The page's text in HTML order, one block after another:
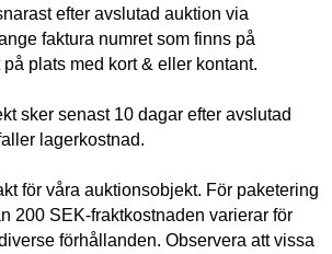
efter avslutad auktion via
faktura numret som finns på
plats med kort & eller kontant.
sker senast 10 dagar efter avslutad
lagerkostnad.
för våra auktionsobjekt. För paketering
200 SEK-fraktkostnaden varierar för
förhållanden. Observera att vissa